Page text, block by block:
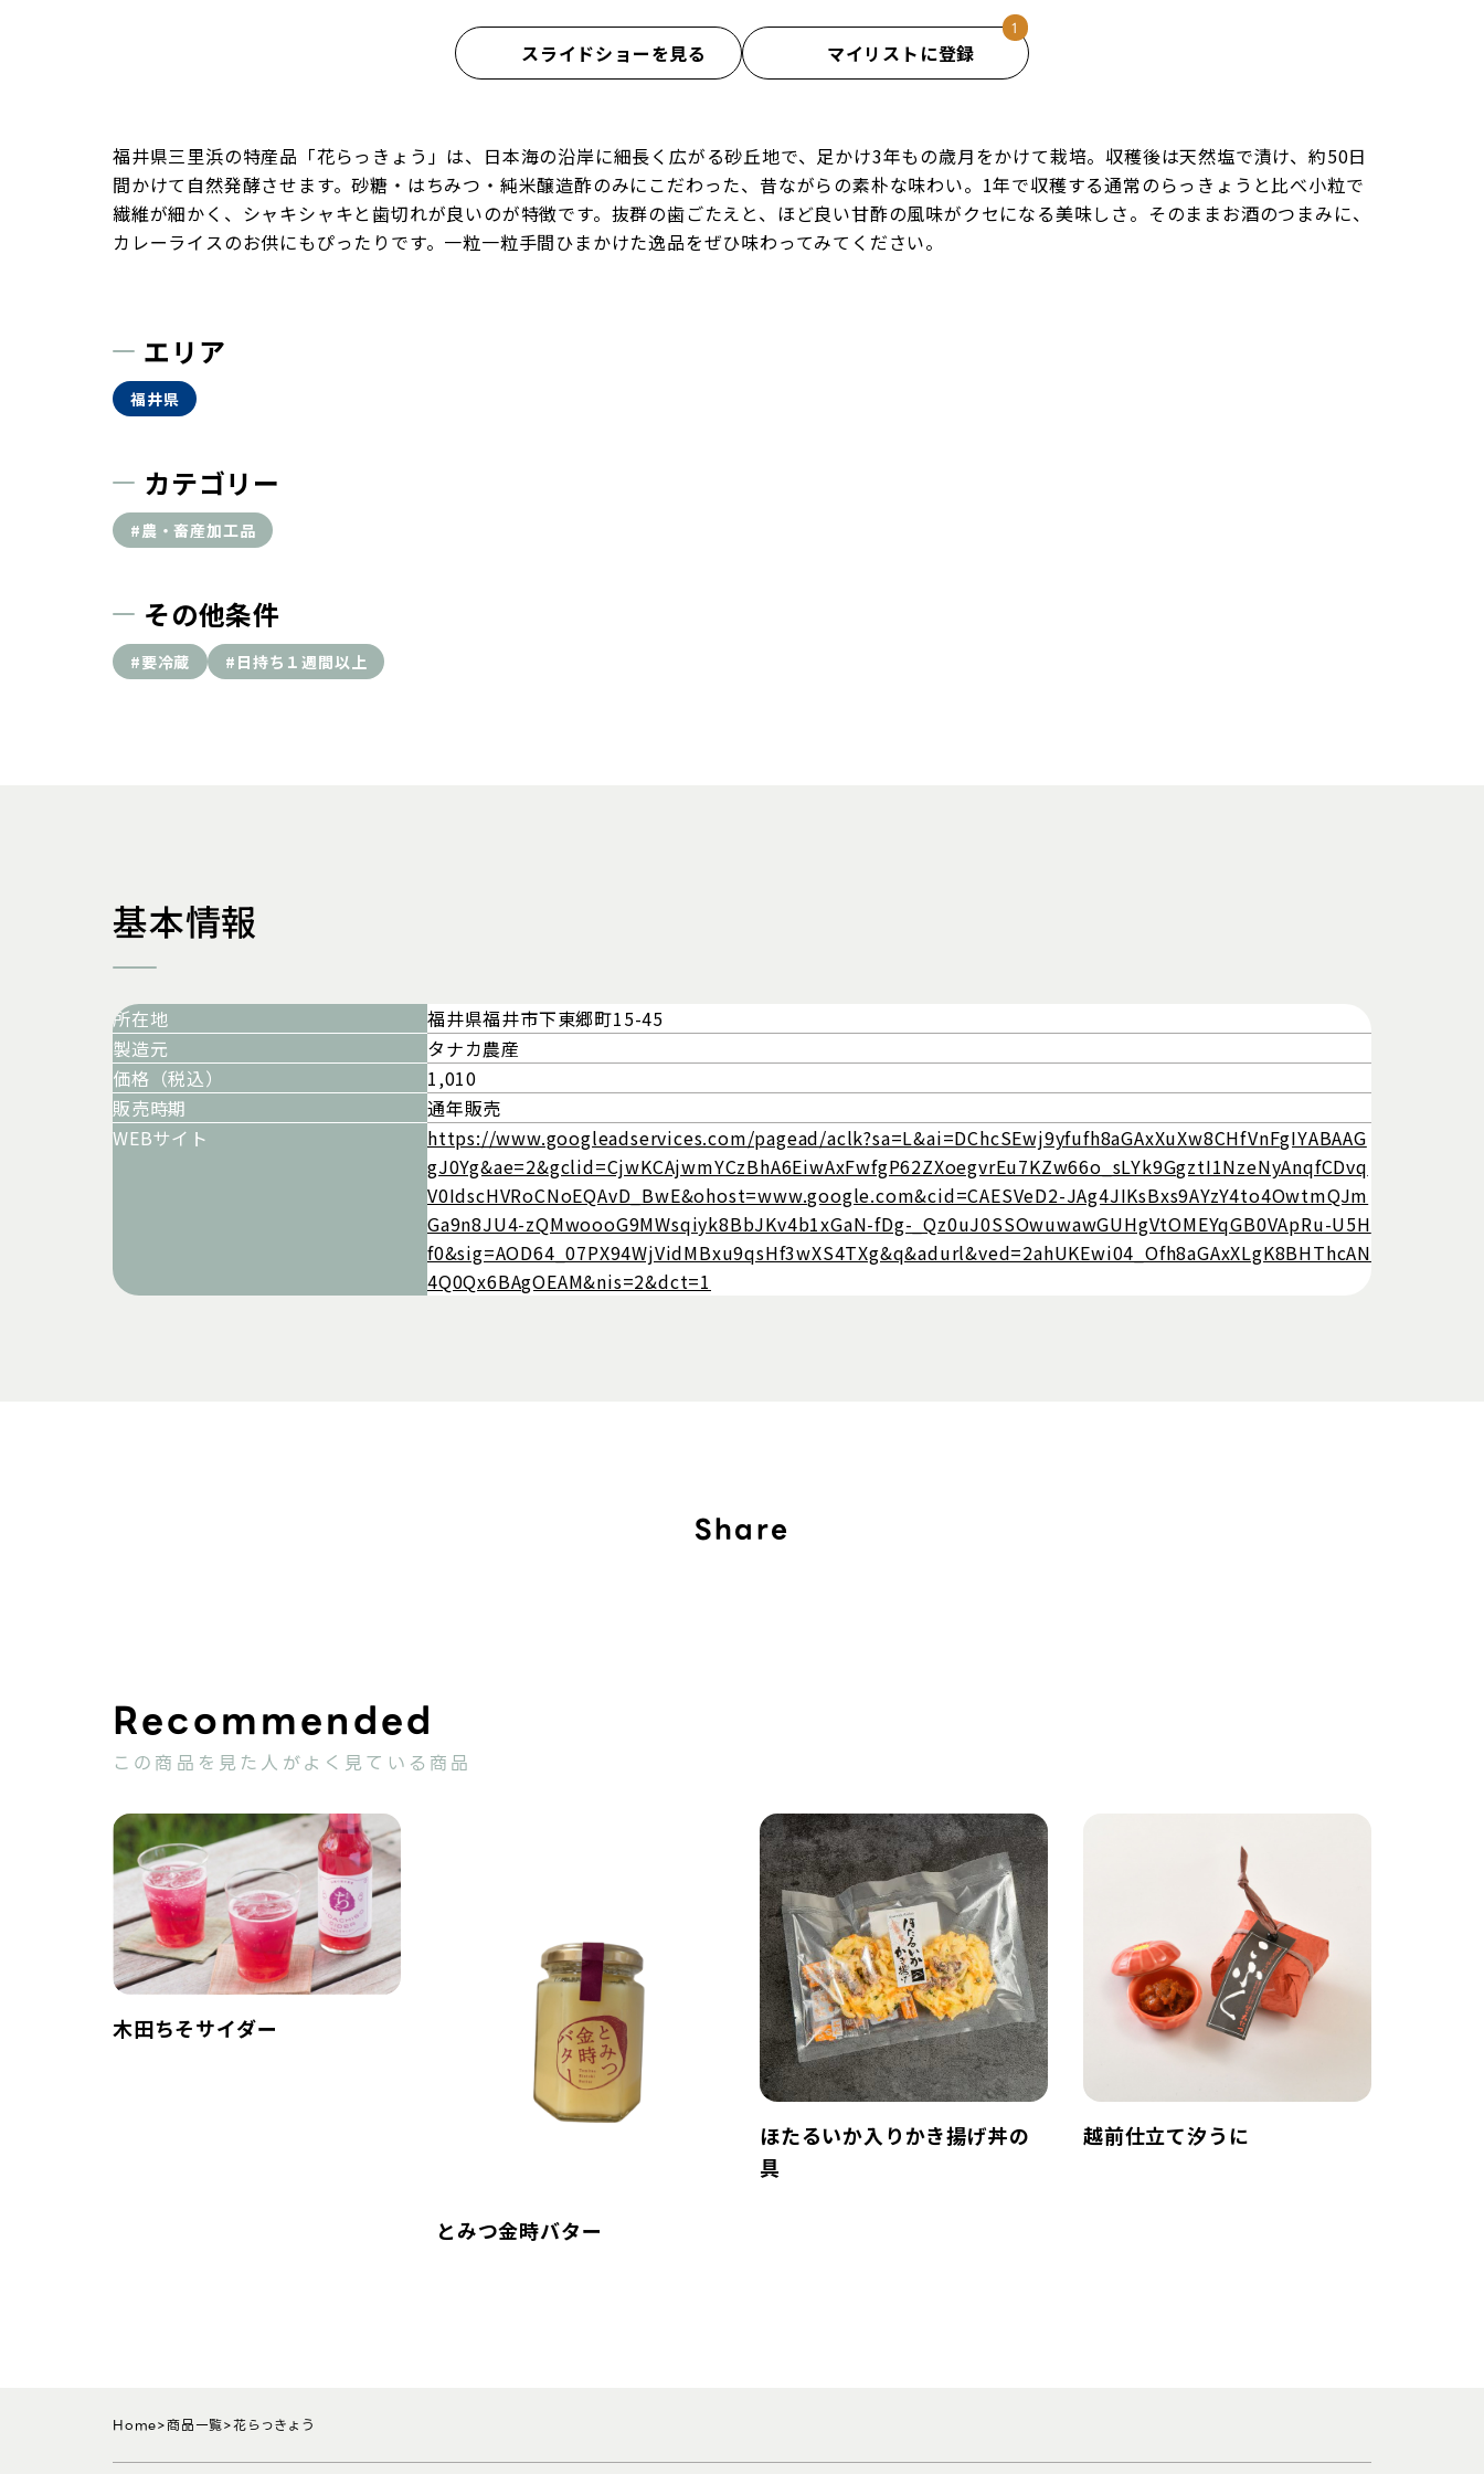
Home 商品一覧 花らっきょう
福井県三里浜の特産品「花らっきょう」は、日本海の沿岸に細長く広がる砂丘地で、足かけ3年もの歳月をかけて栽培。収穫後は天然塩で漬け、約50日
間かけて自然発酵させます。砂糖・はちみつ・純米醸造酢のみにこだわった、昔ながらの素朴な味わい。1年で収穫する通常のらっきょうと比べ小粒で
繊維が細かく、シャキシャキと歯切れが良いのが特徴です。抜群の歯ごたえと、ほど良い甘酢の風味がクセになる美味しさ。そのままお酒のつまみに、
カレーライスのお供にもぴったりです。一粒一粒手間ひまかけた逸品をぜひ味わってみてください。
スライドショーを見る マイリストに登録
エリア
福井県
カテゴリー
#農・畜産加工品
その他条件
#要冷蔵 #日持ち１週間以上
基本情報
所在地
福井県福井市下東郷町15-45
製造元
タナカ農産
価格（税込）
1,010
販売時期
通年販売
WEBサイト
https://www.googleadservices.com/pagead/aclk?sa=L&ai=DChcSEwj9yfufh8aGAxXuXw8CHfVnFgIYABAAG
gJ0Yg&ae=2&gclid=CjwKCAjwmYCzBhA6EiwAxFwfgP62ZXoegvrEu7KZw66o_sLYk9GgztI1NzeNyAnqfCDvq
V0IdscHVRoCNoEQAvD_BwE&ohost=www.google.com&cid=CAESVeD2-JAg4JIKsBxs9AYzY4to4OwtmQJm
Ga9n8JU4-zQMwoooG9MWsqiyk8BbJKv4b1xGaN-fDg-_Qz0uJ0SSOwuwawGUHgVtOMEYqGB0VApRu-U5H
f0&sig=AOD64_07PX94WjVidMBxu9qsHf3wXS4TXg&q&adurl&ved=2ahUKEwi04_Ofh8aGAxXLgK8BHThcAN
4Q0Qx6BAgOEAM&nis=2&dct=1
Share
この商品を見た人がよく見ている商品
木田ちそサイダー
とみつ金時バター
ほたるいか入りかき揚げ丼の
具
越前仕立て汐うに